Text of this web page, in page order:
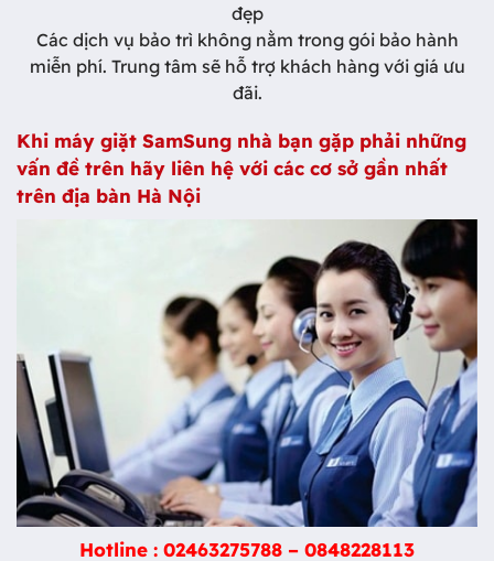
đẹp
Các dịch vụ bảo trì không nằm trong gói bảo hành
miễn phí. Trung tâm sẽ hỗ trợ khách hàng với giá ưu
đãi.
Khi máy giặt SamSung nhà bạn gặp phải những
vấn đề trên hãy liên hệ với các cơ sở gần nhất
trên địa bàn Hà Nội
Hotline : 02463275788 – 0848228113